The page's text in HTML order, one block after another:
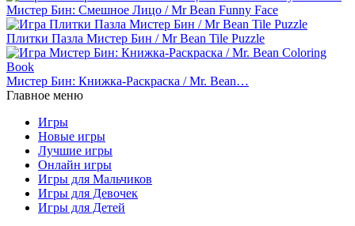
Мистер Бин: Смешное Лицо / Mr Bean Funny Face
Плитки Пазла Мистер Бин / Mr Bean Tile Puzzle
Мистер Бин: Книжка-Раскраска / Mr. Bean…
Главное меню
Игры
Новые игры
Лучшие игры
Онлайн игры
Игры для Мальчиков
Игры для Девочек
Игры для Детей